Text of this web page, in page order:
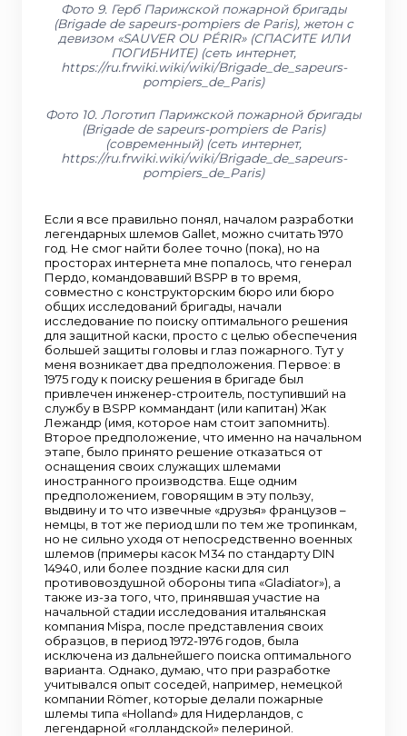
Фото 9. Герб Парижской пожарной бригады
(Brigade de sapeurs-pompiers de Paris), жетон с
девизом «SAUVER OU PÉRIR» (СПАСИТЕ ИЛИ
ПОГИБНИТЕ) (сеть интернет,
https://ru.frwiki.wiki/wiki/Brigade_de_sapeurs-
pompiers_de_Paris)
Фото 10. Логотип Парижской пожарной бригады
(Brigade de sapeurs-pompiers de Paris)
(современный) (сеть интернет,
https://ru.frwiki.wiki/wiki/Brigade_de_sapeurs-
pompiers_de_Paris)
Если я все правильно понял, началом разработки
легендарных шлемов Gallet, можно считать 1970
год. Не смог найти более точно (пока), но на
просторах интернета мне попалось, что генерал
Пердо, командовавший BSPP в то время,
совместно с конструкторским бюро или бюро
общих исследований бригады, начали
исследование по поиску оптимального решения
для защитной каски, просто с целью обеспечения
большей защиты головы и глаз пожарного. Тут у
меня возникает два предположения. Первое: в
1975 году к поиску решения в бригаде был
привлечен инженер-строитель, поступивший на
службу в BSPP коммандант (или капитан) Жак
Лежандр (имя, которое нам стоит запомнить).
Второе предположение, что именно на начальном
этапе, было принято решение отказаться от
оснащения своих служащих шлемами
иностранного производства. Еще одним
предположением, говорящим в эту пользу,
выдвину и то что извечные «друзья» французов –
немцы, в тот же период шли по тем же тропинкам,
но не сильно уходя от непосредственно военных
шлемов (примеры касок М34 по стандарту DIN
14940, или более поздние каски для сил
противовоздушной обороны типа «Gladiator»), а
также из-за того, что, принявшая участие на
начальной стадии исследования итальянская
компания Mispa, после представления своих
образцов, в период 1972-1976 годов, была
исключена из дальнейшего поиска оптимального
варианта. Однако, думаю, что при разработке
учитывался опыт соседей, например, немецкой
компании Römer, которые делали пожарные
шлемы типа «Holland» для Нидерландов, с
легендарной «голландской» пелериной.